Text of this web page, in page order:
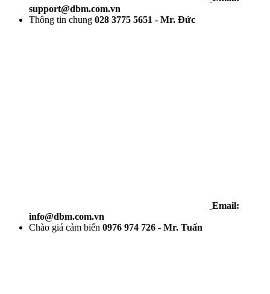
support@dbm.com.vn
Thông tin chung 028 3775 5651 - Mr. Đức
Email:
info@dbm.com.vn
Chào giá cảm biến 0976 974 726 - Mr. Tuấn